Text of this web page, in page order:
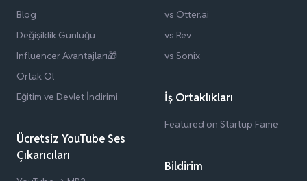
Blog
Değişiklik Günlüğü
Influencer Avantajları🎁
Ortak Ol
Eğitim ve Devlet İndirimi
Ücretsiz YouTube Ses
Çıkarıcıları
vs Otter.ai
vs Rev
vs Sonix
İş Ortaklıkları
Featured on Startup Fame
Bildirim